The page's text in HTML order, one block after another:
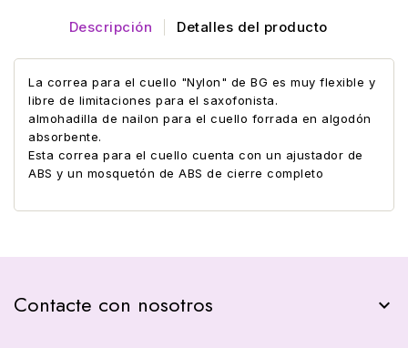
Descripción Detalles del producto
La correa para el cuello "Nylon" de BG es muy flexible y
libre de limitaciones para el saxofonista.
almohadilla de nailon para el cuello forrada en algodón
absorbente.
Esta correa para el cuello cuenta con un ajustador de
ABS y un mosquetón de ABS de cierre completo
Contacte con nosotros keyboard_arrow_down